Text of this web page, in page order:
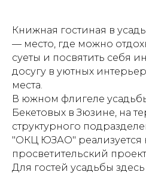
Книжная гостиная в
— место, где можно
суеты и посвятить себя
досугу в уютных
места.
В южном флигеле
Бекетовых в Зюзине, на
структурного
"ОКЦ ЮЗАО" реализуется
просветительский
Для гостей усадьбы